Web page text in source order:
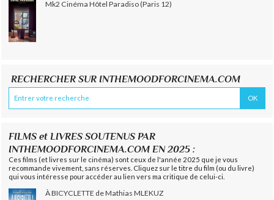
Mk2 Cinéma Hôtel Paradiso (Paris 12)
RECHERCHER SUR INTHEMOODFORCINEMA.COM
FILMS et LIVRES SOUTENUS PAR
INTHEMOODFORCINEMA.COM EN 2025 :
Ces films (et livres sur le cinéma) sont ceux de l'année 2025 que je vous
recommande vivement, sans réserves. Cliquez sur le titre du film (ou du livre)
qui vous intéresse pour accéder au lien vers ma critique de celui-ci.
À BICYCLETTE de Mathias MLEKUZ